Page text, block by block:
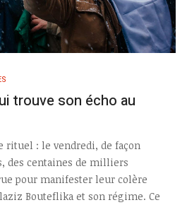
trouve son écho au
rituel : le vendredi, de façon
des centaines de milliers
pour manifester leur colère
Bouteflika et son régime. Ce